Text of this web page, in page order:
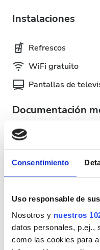
Consentimiento
Uso responsable de
Nosotros y nuestros
datos personales, p.ej.,
como las cookies para
Instalaciones
Refrescos
WiFi gratuito
Pantallas de
Documentación
Esta clínica requiere
para los tratamientos
documentos en línea o
Information &
Días de